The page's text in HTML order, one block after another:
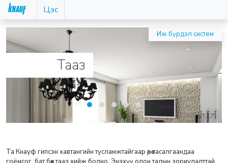
Цэс
Тааз
Та Кнауф гипсэн хавтангийн тусламжтайгаар өрөө тасалгаандаа
Иж бүрдэл систем